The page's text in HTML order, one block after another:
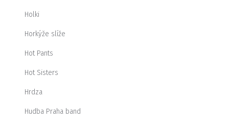
Holki
Horkýže slíže
Hot Pants
Hot Sisters
Hrdza
Hudba Praha band